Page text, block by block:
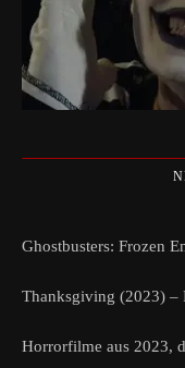
Ghostbusters: Frozen
Thanksgiving (2023) –
Horrorfilme aus 2023,